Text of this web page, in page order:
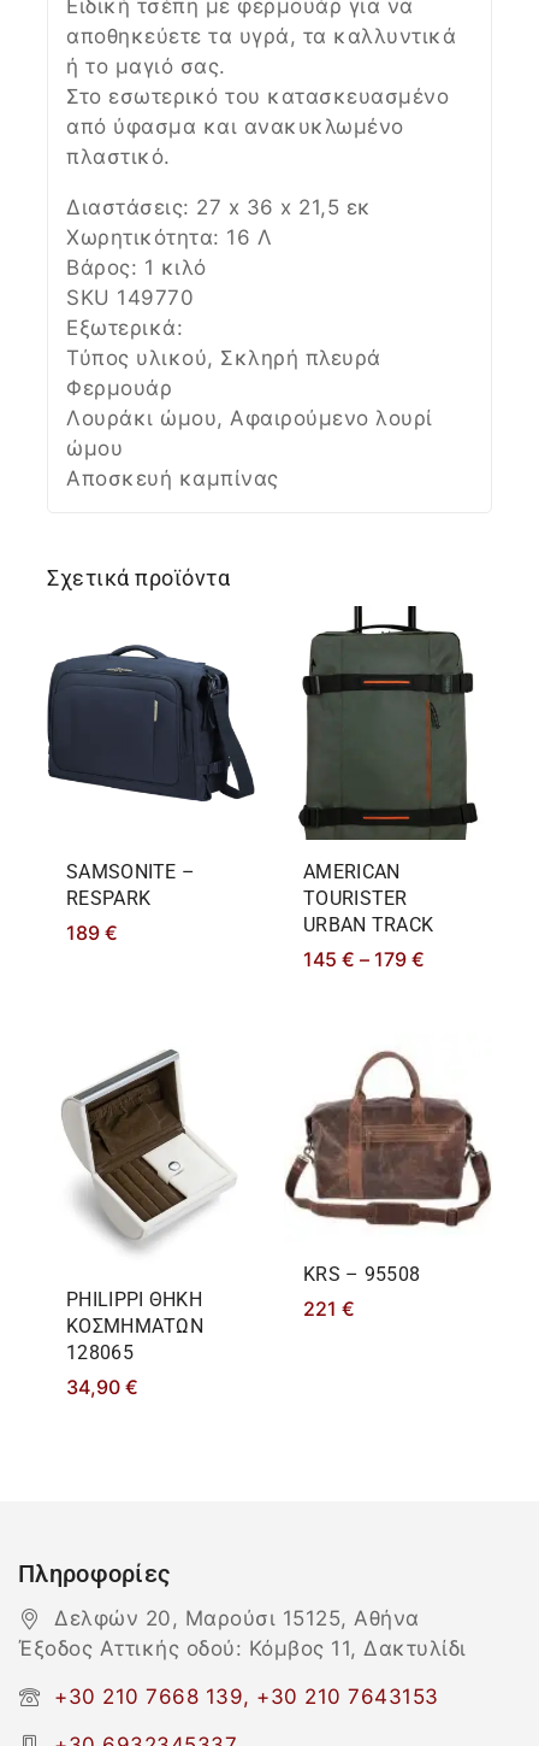
Ειδική τσέπη με φερμουάρ για να
αποθηκεύετε τα υγρά, τα καλλυντικά
ή το μαγιό σας.
Στο εσωτερικό του κατασκευασμένο
από ύφασμα και ανακυκλωμένο
πλαστικό.
Διαστάσεις: 27 x 36 x 21,5 εκ
Χωρητικότητα: 16 Λ
Βάρος: 1 κιλό
SKU 149770
Εξωτερικά:
Τύπος υλικού, Σκληρή πλευρά
Φερμουάρ
Λουράκι ώμου, Αφαιρούμενο λουρί
ώμου
Αποσκευή καμπίνας
Σχετικά προϊόντα
SAMSONITE –
RESPARK
189 €
AMERICAN
TOURISTER
URBAN TRACK
145 € – 179 €
PHILIPPΙ ΘΗΚΗ
ΚΟΣΜΗΜΑΤΩΝ
128065
34,90 €
KRS – 95508
221 €
Πληροφορίες
Δελφών 20, Μαρούσι 15125, Αθήνα
Έξοδος Αττικής οδού: Κόμβος 11, Δακτυλίδι
+30 210 7668 139, +30 210 7643153